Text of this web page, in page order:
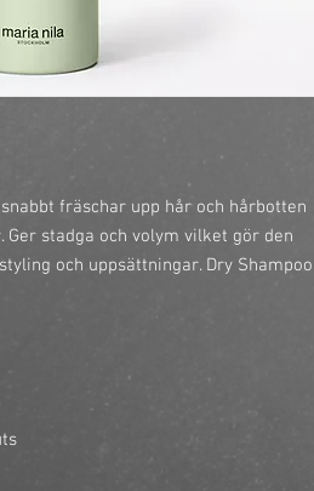
fräschar upp hår och hårbotten
stadga och volym vilket gör den
och uppsättningar. Dry Shampoo